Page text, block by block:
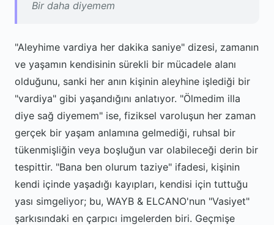
Bir daha diyemem
"Aleyhime vardiya her dakika saniye" dizesi, zamanın
ve yaşamın kendisinin sürekli bir mücadele alanı
olduğunu, sanki her anın kişinin aleyhine işlediği bir
"vardiya" gibi yaşandığını anlatıyor. "Ölmedim illa
diye sağ diyemem" ise, fiziksel varoluşun her zaman
gerçek bir yaşam anlamına gelmediği, ruhsal bir
tükenmişliğin veya boşluğun var olabileceği derin bir
tespittir. "Bana ben olurum taziye" ifadesi, kişinin
kendi içinde yaşadığı kayıpları, kendisi için tuttuğu
yası simgeliyor; bu, WAYB & ELCANO'nun "Vasiyet"
şarkısındaki en çarpıcı imgelerden biri. Geçmişe